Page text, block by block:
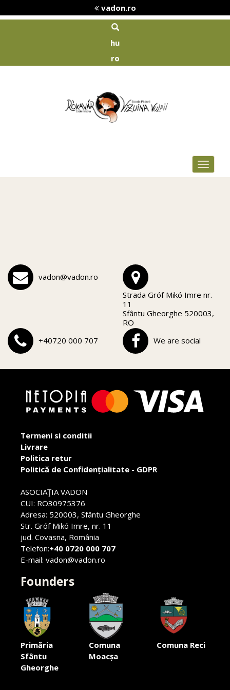
vadon.ro
hu
ro
Toggle
vadon@vadon.ro
Strada Gróf Mikó Imre nr.
11
Sfântu Gheorghe 520003,
RO
+40720 000 707
We are social
Termeni si conditii
Livrare
Politica retur
Politică de Confidențialitate - GDPR
ASOCIAŢIA VADON
CUI: RO30975376
Adresa: 520003, Sfântu Gheorghe
Str. Gróf Mikó Imre, nr. 11
jud. Covasna, România
Telefon:+40 0720 000 707
E-mail: vadon@vadon.ro
Founders
Primăria
Sfântu
Gheorghe
Comuna
Moacșa
Comuna Reci